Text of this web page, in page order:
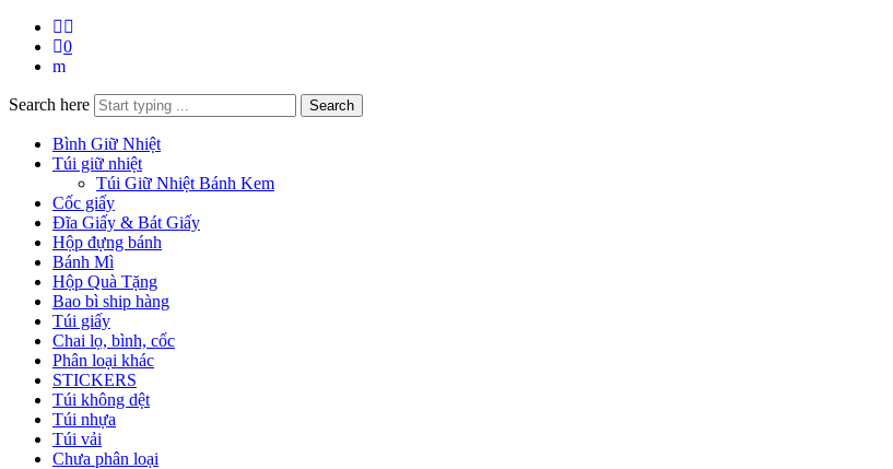
0
Search here Search
Bình Giữ Nhiệt
Túi giữ nhiệt
Túi Giữ Nhiệt Bánh Kem
Cốc giấy
Đĩa Giấy & Bát Giấy
Hộp đựng bánh
Bánh Mì
Hộp Quà Tặng
Bao bì ship hàng
Túi giấy
Chai lọ, bình, cốc
Phân loại khác
STICKERS
Túi không dệt
Túi nhựa
Túi vải
Chưa phân loại